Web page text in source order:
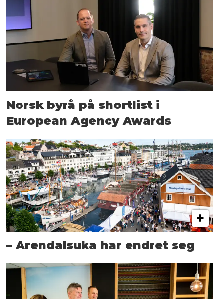
Norsk byrå på shortlist i
European Agency Awards
– Arendalsuka har endret seg